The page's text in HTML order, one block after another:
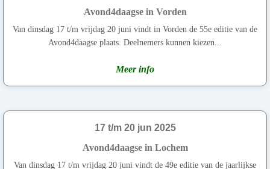
Avond4daagse in Vorden
Van dinsdag 17 t/m vrijdag 20 juni vindt in Vorden de 55e editie van de
Avond4daagse plaats. Deelnemers kunnen kiezen...
Meer info
17 t/m 20 jun 2025
Avond4daagse in Lochem
Van dinsdag 17 t/m vrijdag 20 juni vindt de 49e editie van de jaarlijkse